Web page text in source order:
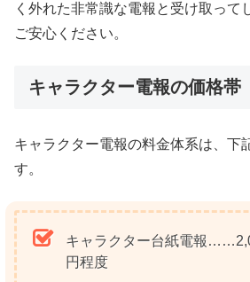
く外れた非常識な電報と受け取って
ご安心ください。
キャラクター電報の価格帯
キャラクター電報の料金体系は、下
す。
キャラクター台紙電報
円程度